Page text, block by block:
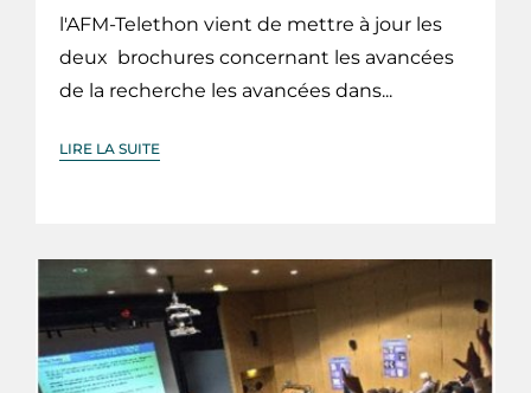
l'AFM-Telethon vient de mettre à jour les
deux brochures concernant les avancées
de la recherche les avancées dans...
LIRE LA SUITE